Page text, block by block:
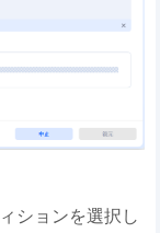
ションを選択し